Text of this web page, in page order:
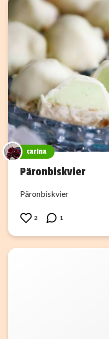
carina
Päronbiskvier
Päronbiskvier
2 1